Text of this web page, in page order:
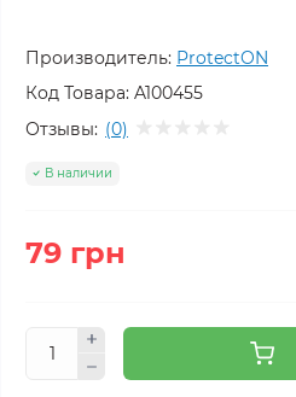
Производитель: ProtectON
Код Товара: A100455
Отзывы: (0)
В наличии
79 грн